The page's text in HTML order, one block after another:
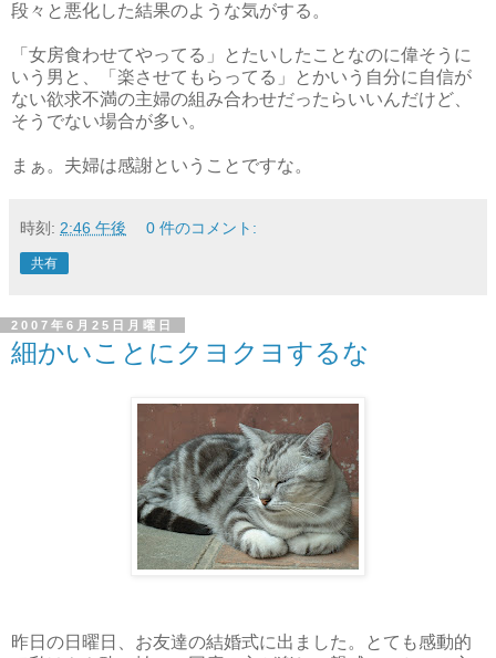
段々と悪化した結果のような気がする。
「女房食わせてやってる」とたいしたことなのに偉そうに
いう男と、「楽させてもらってる」とかいう自分に自信が
ない欲求不満の主婦の組み合わせだったらいいんだけど、
そうでない場合が多い。
まぁ。夫婦は感謝ということですな。
時刻: 2:46 午後 0 件のコメント:
共有
2007年6月25日月曜日
細かいことにクヨクヨするな
昨日の日曜日、お友達の結婚式に出ました。とても感動的